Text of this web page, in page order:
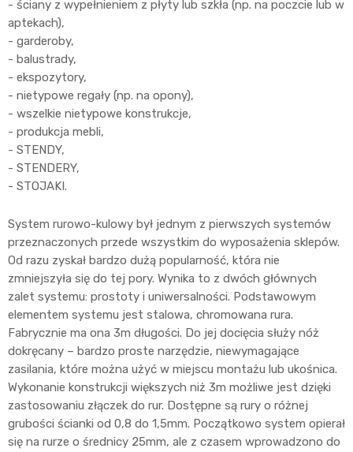
- ściany z wypełnieniem z płyty lub szkła (np. na poczcie lub w
aptekach),
- garderoby,
- balustrady,
- ekspozytory,
- nietypowe regały (np. na opony),
- wszelkie nietypowe konstrukcje,
- produkcja mebli,
- STENDY,
- STENDERY,
- STOJAKI.
System rurowo-kulowy był jednym z pierwszych systemów
przeznaczonych przede wszystkim do wyposażenia sklepów.
Od razu zyskał bardzo dużą popularność, która nie
zmniejszyła się do tej pory. Wynika to z dwóch głównych
zalet systemu: prostoty i uniwersalności. Podstawowym
elementem systemu jest stalowa, chromowana rura.
Fabrycznie ma ona 3m długości. Do jej docięcia służy nóż
dokręcany – bardzo proste narzędzie, niewymagające
zasilania, które można użyć w miejscu montażu lub ukośnica.
Wykonanie konstrukcji większych niż 3m możliwe jest dzięki
zastosowaniu złączek do rur. Dostępne są rury o różnej
grubości ścianki od 0,8 do 1,5mm. Początkowo system opierał
się na rurze o średnicy 25mm, ale z czasem wprowadzono do